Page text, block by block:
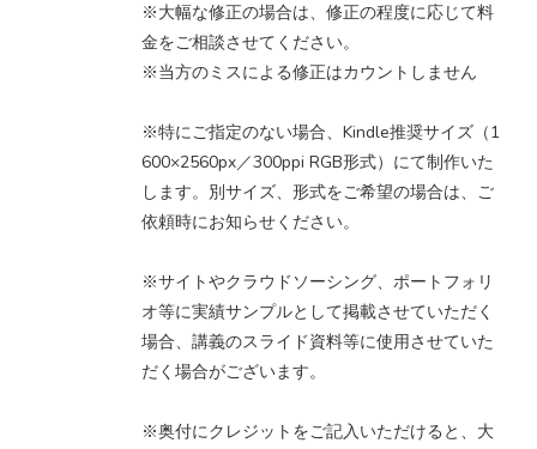
※大幅な修正の場合は、修正の程度に応じて料
金をご相談させてください。
※当方のミスによる修正はカウントしません
※特にご指定のない場合、Kindle推奨サイズ（1
600×2560px／300ppi RGB形式）にて制作いた
します。別サイズ、形式をご希望の場合は、ご
依頼時にお知らせください。
※サイトやクラウドソーシング、ポートフォリ
オ等に実績サンプルとして掲載させていただく
場合、講義のスライド資料等に使用させていた
だく場合がございます。
※奥付にクレジットをご記入いただけると、大